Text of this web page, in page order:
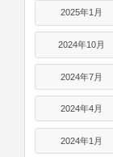
2025年1月
2024年10月
2024年7月
2024年4月
2024年1月